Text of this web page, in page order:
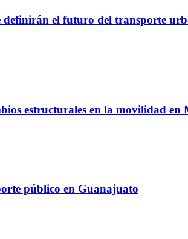
definirán el futuro del transporte
estructurales en la movilidad en
público en Guanajuato